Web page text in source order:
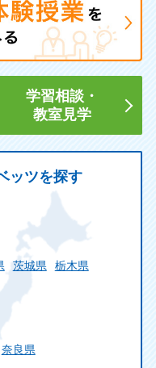
学習相談・
教室見学
ッツを探す
茨城県
栃木県
奈良県